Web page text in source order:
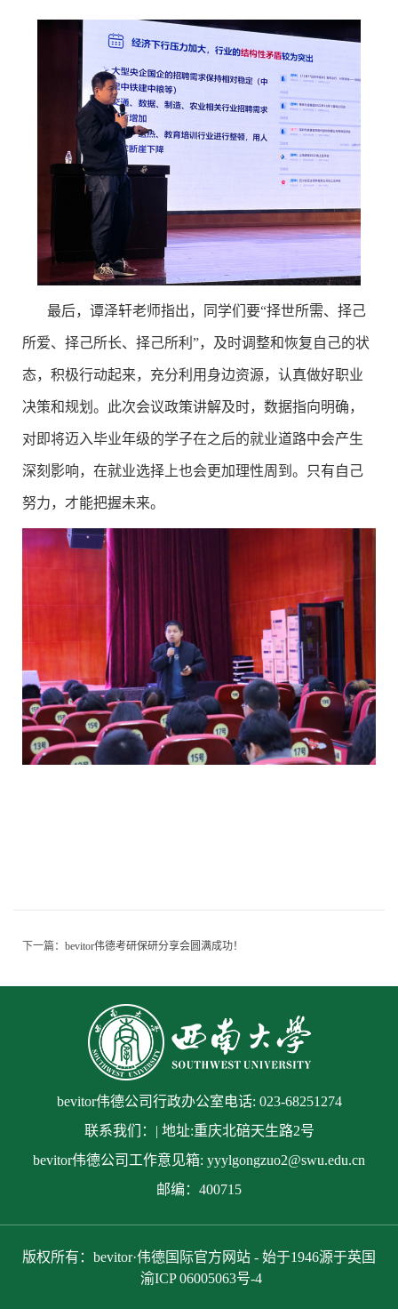
最后，谭泽轩老师指出，同学们要“择世所需、择己
所爱、择己所长、择己所利 ”， 及时调整和恢复自己的状
态，积极行动起来， 充分利用身边资源，认真做好职业
决策和规划。 此次会议政策讲解及时，数据指向明确，
对即将迈入毕业年级的学子在之后的就业道路中会产生
深刻影响，在就业选择上也会更加理性周到。只有自己
努力，才能把握未来。
下一篇： bevitor伟德考研保研分享会圆满成功！
bevitor伟德公司行政办公室电话: 023-68251274
联系我们：| 地址:重庆北碚天生路2号
bevitor伟德公司工作意见箱: yyylgongzuo2@swu.edu.cn
邮编：400715
版权所有：bevitor·伟德国际官方网站 - 始于1946源于英国
渝ICP 06005063号-4